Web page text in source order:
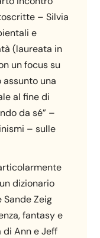
– Silvia
e
(laureata in
un focus su
una
al fine di
da sé” –
– sulle
dizionario
Zeig
fantasy e
di Ann e Jeff